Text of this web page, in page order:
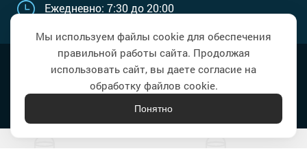
Ежедневно: 7:30 до 20:00
Политика в области обработки
персональных данных
Мы используем файлы cookie для обеспечения
правильной работы сайта. Продолжая
использовать сайт, вы даете согласие на
обработку файлов cookie.
Понятно